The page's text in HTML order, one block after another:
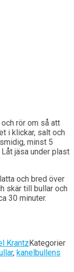
rör om så att
i klickar, salt och
minst 5
jäsa under plast
och bred över
skär till bullar och
30 minuter.
KrantzKategorier
, kanelbullens